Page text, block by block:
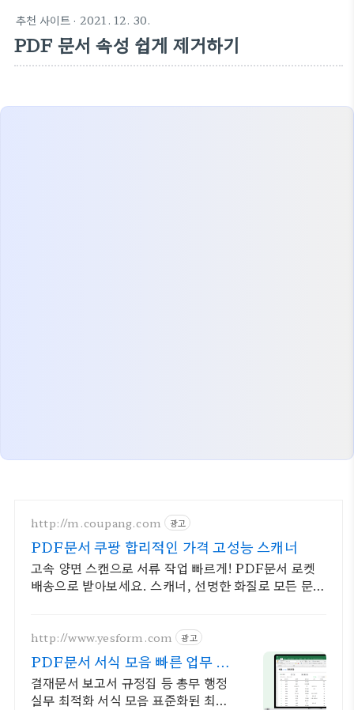
추천 사이트 · 2021. 12. 30.
PDF 문서 속성 쉽게 제거하기
http://m.coupang.com 광고
PDF문서 쿠팡 합리적인 가격 고성능 스캐너
고속 양면 스캔으로 서류 작업 빠르게! PDF문서 로켓
배송으로 받아보세요. 스캐너, 선명한 화질로 모든 문서
http://www.yesform.com 광고
PDF문서 서식 모음 빠른 업무 처
리 가능
결재문서 보고서 규정집 등 총무 행정
실무 최적화 서식 모음 표준화된 최신